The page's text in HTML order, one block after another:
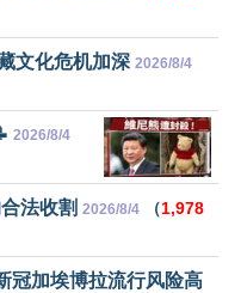
文化危机加深 2026/8/4
2026/8/4
法收割 2026/8/4 （1,978
冠加埃博拉流行风险高